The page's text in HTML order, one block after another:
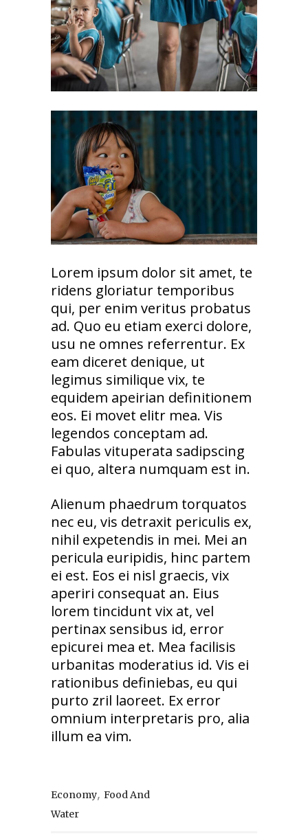
Lorem ipsum dolor sit amet, te
ridens gloriatur temporibus
qui, per enim veritus probatus
ad. Quo eu etiam exerci dolore,
usu ne omnes referrentur. Ex
eam diceret denique, ut
legimus similique vix, te
equidem apeirian definitionem
eos. Ei movet elitr mea. Vis
legendos conceptam ad.
Fabulas vituperata sadipscing
ei quo, altera numquam est in.
Alienum phaedrum torquatos
nec eu, vis detraxit periculis ex,
nihil expetendis in mei. Mei an
pericula euripidis, hinc partem
ei est. Eos ei nisl graecis, vix
aperiri consequat an. Eius
lorem tincidunt vix at, vel
pertinax sensibus id, error
epicurei mea et. Mea facilisis
urbanitas moderatius id. Vis ei
rationibus definiebas, eu qui
purto zril laoreet. Ex error
omnium interpretaris pro, alia
illum ea vim.
Economy, Food And
Water